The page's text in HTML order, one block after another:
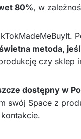
80%, w
metoda,
czy sklep
dostępny w
swój Space z